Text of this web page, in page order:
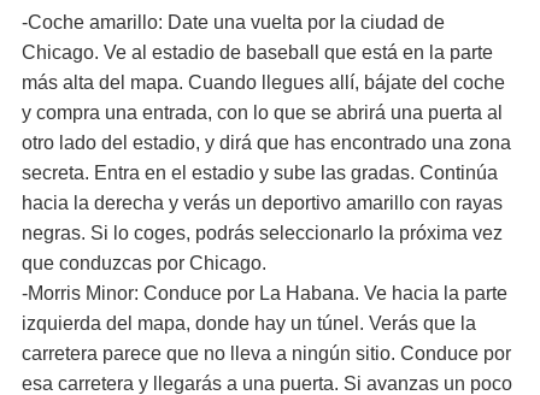
-Coche amarillo: Date una vuelta por la ciudad de
Chicago. Ve al estadio de baseball que está en la parte
más alta del mapa. Cuando llegues allí, bájate del coche
y compra una entrada, con lo que se abrirá una puerta al
otro lado del estadio, y dirá que has encontrado una zona
secreta. Entra en el estadio y sube las gradas. Continúa
hacia la derecha y verás un deportivo amarillo con rayas
negras. Si lo coges, podrás seleccionarlo la próxima vez
que conduzcas por Chicago.
-Morris Minor: Conduce por La Habana. Ve hacia la parte
izquierda del mapa, donde hay un túnel. Verás que la
carretera parece que no lleva a ningún sitio. Conduce por
esa carretera y llegarás a una puerta. Si avanzas un poco